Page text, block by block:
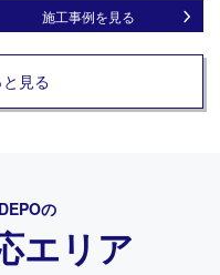
施工事例を見る
見る
の
エリア